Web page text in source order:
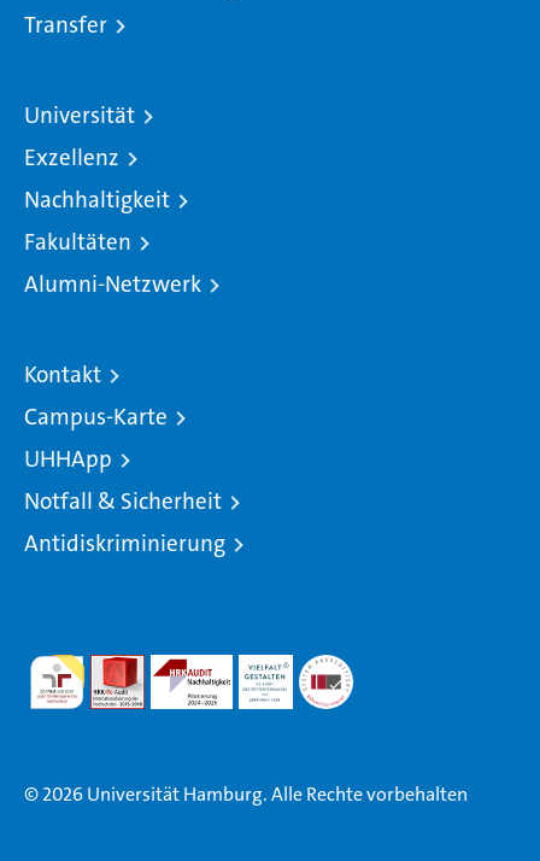
Transfer
Universität
Exzellenz
Nachhaltigkeit
Fakultäten
Alumni-Netzwerk
Kontakt
Campus-Karte
UHHApp
Notfall & Sicherheit
Antidiskriminierung
© 2026 Universität Hamburg. Alle Rechte vorbehalten